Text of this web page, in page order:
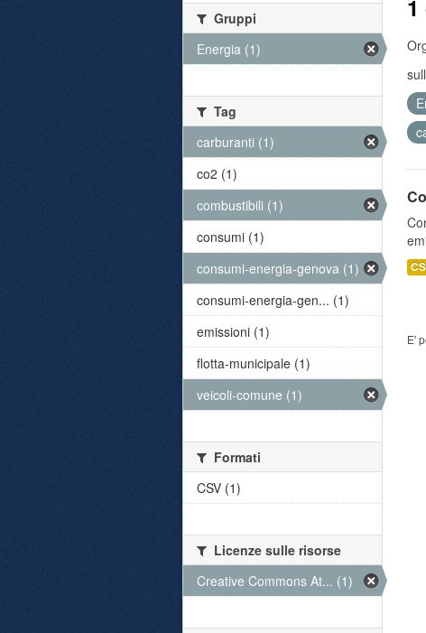
E'
Gruppi
Energia (1)
Tag
carburanti (1)
co2 (1)
combustibili (1)
consumi (1)
consumi-energia-genova (1)
consumi-energia-gen... (1)
emissioni (1)
flotta-municipale (1)
veicoli-comune (1)
Formati
CSV (1)
Licenze sulle risorse
Creative Commons At... (1)